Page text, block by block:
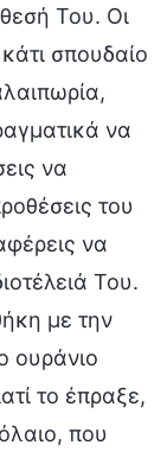
Του. Οι
σπουδαίο
να
να
του
να
Του.
με την
ουράνιο
το έπραξε,
που